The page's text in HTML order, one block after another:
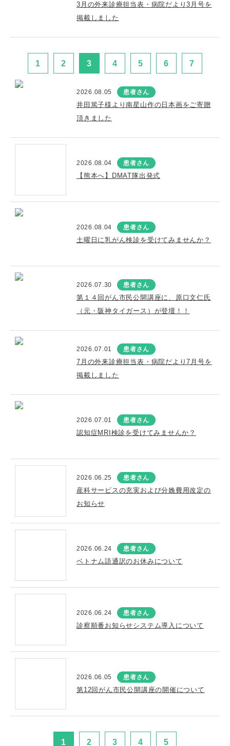
3月の外来診療担当表・病院だより3月号を
掲載しました
1 2 3 4 5 6 7
2026.08.05 患者さん
井田篤子様より南星山作の日本画をご寄贈
頂きました
2026.08.04 患者さん
【熊本へ】DMAT隊出発式
2026.08.04 患者さん
土曜日に乳がん検診を受けてみませんか？
2026.07.30 患者さん
第１４回がん市民公開講座に、原口文仁氏
（元・阪神タイガース）が登壇！！
2026.07.01 患者さん
7月の外来診療担当表・病院だより7月号を
掲載しました
2026.07.01 患者さん
認知症MRI検診を受けてみませんか？
2026.06.25 患者さん
産科サービスの充実および分娩費用改定の
お知らせ
2026.06.24 患者さん
ベトナム語通訳のお休みについて
2026.06.24 患者さん
診察順番お知らせシステム導入について
2026.06.05 患者さん
第12回がん市民公開講座の開催について
1 2 3 4 5